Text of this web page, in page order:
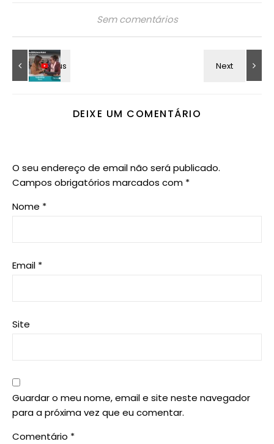
Sem comentários
DEIXE UM COMENTÁRIO
O seu endereço de email não será publicado.
Campos obrigatórios marcados com *
Nome *
Email *
Site
Guardar o meu nome, email e site neste navegador
para a próxima vez que eu comentar.
Comentário *